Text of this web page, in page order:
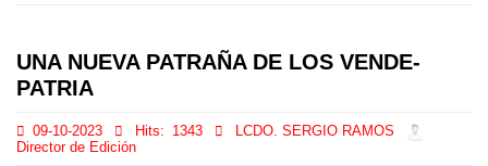
UNA NUEVA PATRAÑA DE LOS VENDE-
PATRIA
09-10-2023 Hits: 1343
LCDO. SERGIO RAMOS
Director de Edición